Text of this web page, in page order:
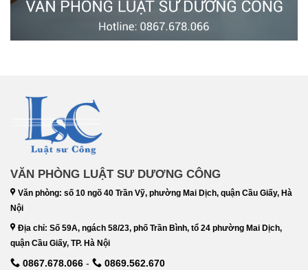
VĂN PHÒNG LUẬT SƯ DƯƠNG CÔNG
Văn phòng: số 10 ngõ 40 Trần Vỹ, phường Mai Dịch, quận Cầu Giấy, Hà
Nội
Địa chỉ: Số 59A, ngách 58/23, phố Trần Bình, tổ 24 phường Mai Dịch,
quận Cầu Giấy, TP. Hà Nội
0867.678.066 - 0869.562.670